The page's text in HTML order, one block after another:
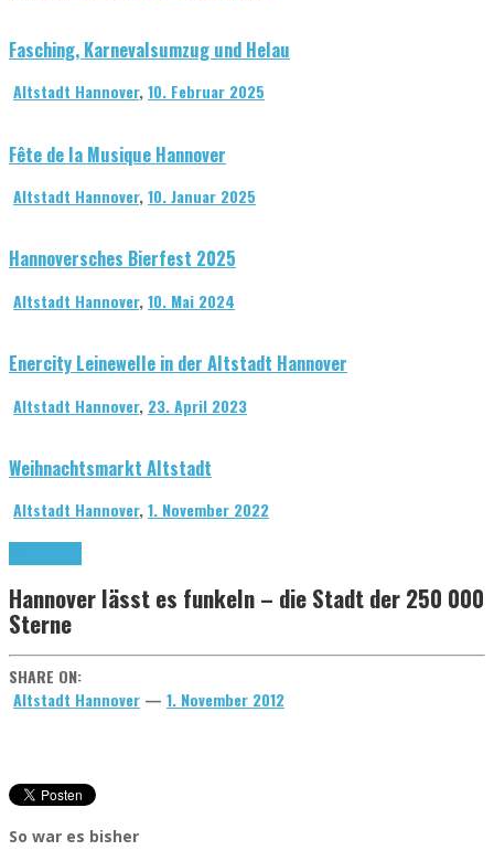
Fasching, Karnevalsumzug und Helau
Altstadt Hannover,10. Februar 2025
Fête de la Musique Hannover
Altstadt Hannover,10. Januar 2025
Hannoversches Bierfest 2025
Altstadt Hannover,10. Mai 2024
Enercity Leinewelle in der Altstadt Hannover
Altstadt Hannover, 23. April 2023
Weihnachtsmarkt Altstadt
Altstadt Hannover,1. November 2022
Hannover lässt es funkeln – die Stadt der 250 000
Sterne
SHARE ON:
Altstadt Hannover — 1. November 2012
So war es bisher